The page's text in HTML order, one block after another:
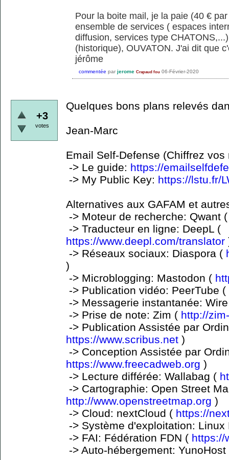
Pour la boite mail, je la paie (40 €
ensemble de services ( espaces
diffusion, services type
(historique), OUVATON. J'ai dit que
jérôme
commentée par jerome Crapaud fou 06-Février-2020
+3
votes
Quelques bons plans relevés
Jean-Marc
Email Self-Defense (Chiffrez
-> Le guide: https://
-> My Public Key: https://lstu.fr/
Alternatives aux GAFAM et
-> Moteur de recherche: Qwant
-> Traducteur en ligne: DeepL (
https://www.deepl.com/translator
-> Réseaux sociaux: Diaspora (
)
-> Microblogging: Mastodon (
-> Publication vidéo: PeerTube (
-> Messagerie instantanée:
-> Prise de note: Zim ( http://
-> Publication Assistée par
https://www.scribus.net )
-> Conception Assistée par
https://www.freecadweb.org )
-> Lecture différée: Wallabag (
-> Cartographie: Open Street
http://www.openstreetmap.org )
-> Cloud: nextCloud ( https://
-> Système d'exploitation:
-> FAI: Fédération FDN ( https://
-> Auto-hébergement: